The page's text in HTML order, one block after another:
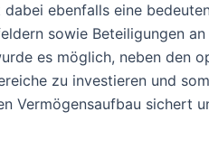
ebenfalls eine
sowie Beteiligungen an
es möglich, neben den
zu investieren und
Vermögensaufbau sichert